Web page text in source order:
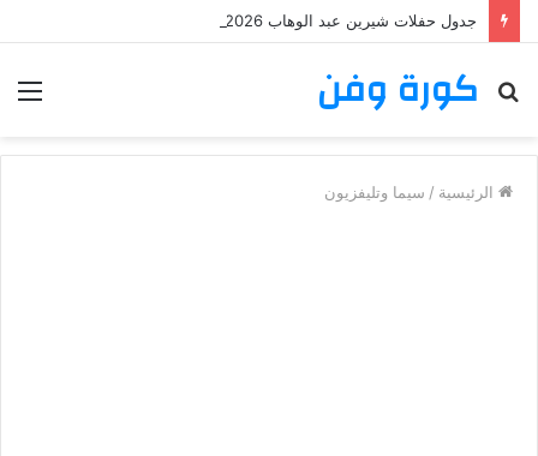
كورة وفن
بحث
الرئيسية / سيما وتليفزيون